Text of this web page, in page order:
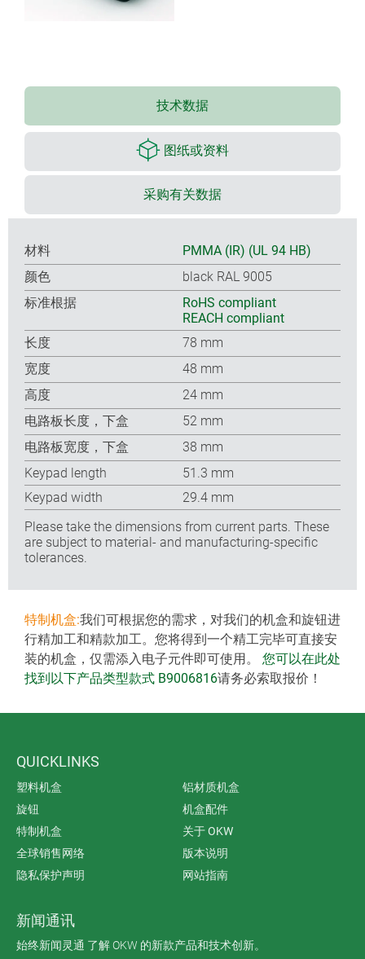
技术数据
图纸或资料
采购有关数据
材料
PMMA (IR) (UL 94 HB)
颜色
black RAL 9005
标准根据
RoHS compliant
REACH compliant
长度
78 mm
宽度
48 mm
高度
24 mm
电路板长度，下盒
52 mm
电路板宽度，下盒
38 mm
Keypad length
51.3 mm
Keypad width
29.4 mm
Please take the dimensions from current parts. These
are subject to material- and manufacturing-specific
tolerances.
特制机盒:我们可根据您的需求，对我们的机盒和旋钮进
行精加工和精款加工。您将得到一个精工完毕可直接安
装的机盒，仅需添入电子元件即可使用。 您可以在此处
找到以下产品类型款式 B9006816请务必索取报价！
QUICKLINKS
塑料机盒
铝材质机盒
旋钮
机盒配件
特制机盒
关于 OKW
全球销售网络
版本说明
隐私保护声明
网站指南
新闻通讯
始终新闻灵通 了解 OKW 的新款产品和技术创新。